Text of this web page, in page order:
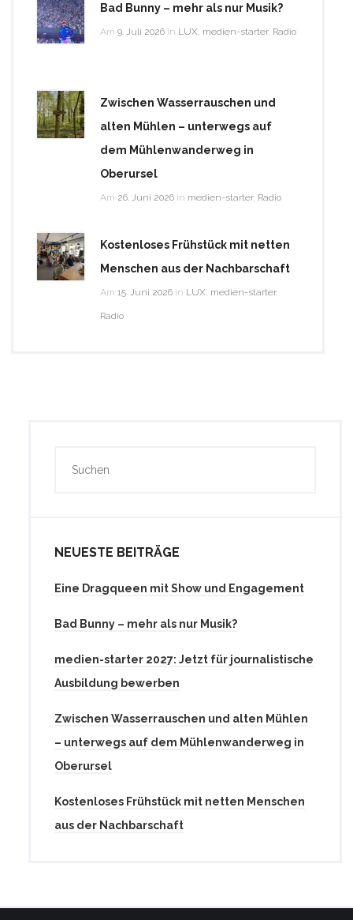
Bad Bunny – mehr als nur Musik?
Am 9. Juli 2026 in LUX, medien-starter, Radio
Zwischen Wasserrauschen und
alten Mühlen – unterwegs auf
dem Mühlenwanderweg in
Oberursel
Am 26. Juni 2026 in medien-starter, Radio
Kostenloses Frühstück mit netten
Menschen aus der Nachbarschaft
Am 15. Juni 2026 in LUX, medien-starter,
Radio
NEUESTE BEITRÄGE
Eine Dragqueen mit Show und Engagement
Bad Bunny – mehr als nur Musik?
medien-starter 2027: Jetzt für journalistische
Ausbildung bewerben
Zwischen Wasserrauschen und alten Mühlen
– unterwegs auf dem Mühlenwanderweg in
Oberursel
Kostenloses Frühstück mit netten Menschen
aus der Nachbarschaft